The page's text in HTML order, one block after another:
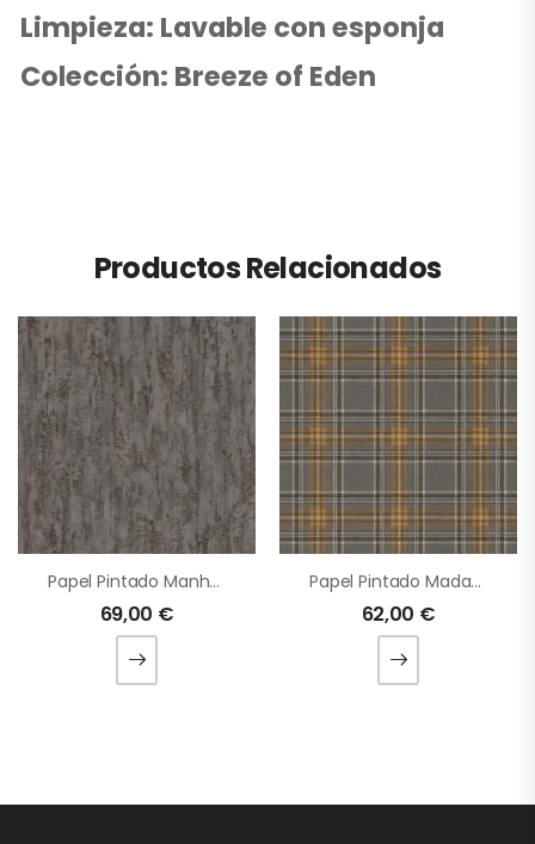
Limpieza: Lavable con esponja
Colección: Breeze of Eden
Productos Relacionados
Papel Pintado Manhattan
69,00 €
Papel Pintado Madagascar
62,00 €